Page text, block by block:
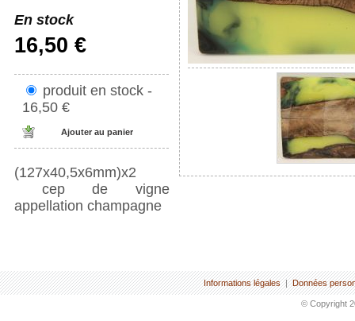
En stock
16,50 €
produit en stock -
16,50 €
(127x40,5x6mm)x2
cep de vigne
appellation champagne
Informations légales | Données
© Copyright